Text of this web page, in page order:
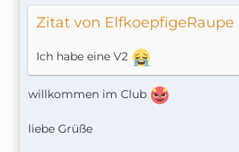
Zitat von ElfkoepfigeRaupe
Ich habe eine V2
willkommen im Club
liebe Grüße